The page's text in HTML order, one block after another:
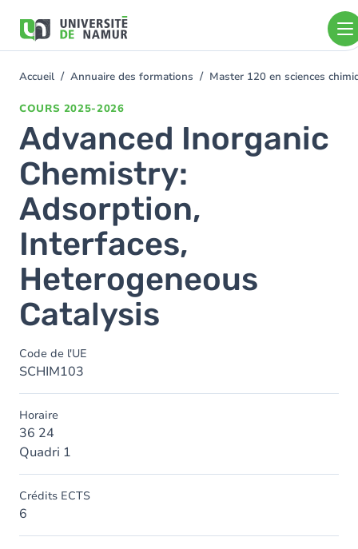
contenu
You
Accueil Annuaire des formations Master 120 en sciences
COURS 2025-2026
Advanced Inorganic
Chemistry:
Adsorption,
Interfaces,
Heterogeneous
Catalysis
Code de l'UE
SCHIM103
Horaire
36 24
Quadri 1
Crédits ECTS
6